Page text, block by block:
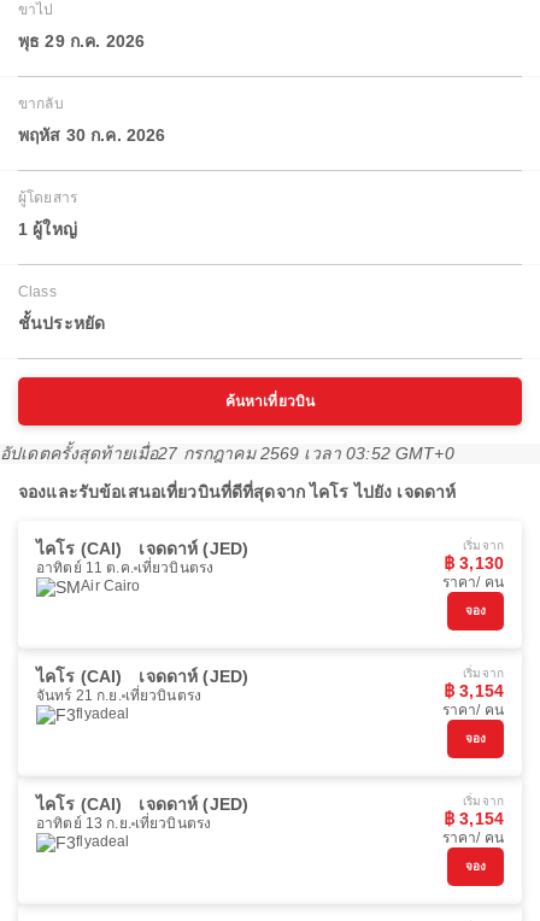
ขาไป
พุธ 29 ก.ค. 2026
ขากลับ
พฤหัส 30 ก.ค. 2026
ผู้โดยสาร
1 ผู้ใหญ่
Class
ชั้นประหยัด
ค้นหาเที่ยวบิน
อัปเดตครั้งสุดท้ายเมื่อ27 กรกฎาคม 2569 เวลา 03:52 GMT+0
จองและรับข้อเสนอเที่ยวบินที่ดีที่สุดจาก ไคโร ไปยัง เจดดาห์
ไคโร (CAI) เจดดาห์ (JED)
อาทิตย์ 11 ต.ค. เที่ยวบินตรง
Air Cairo
เริ่มจาก
฿ 3,130
ราคา/ คน
จอง
ไคโร (CAI) เจดดาห์ (JED)
จันทร์ 21 ก.ย. เที่ยวบินตรง
flyadeal
เริ่มจาก
฿ 3,154
ราคา/ คน
จอง
ไคโร (CAI) เจดดาห์ (JED)
อาทิตย์ 13 ก.ย. เที่ยวบินตรง
flyadeal
เริ่มจาก
฿ 3,154
ราคา/ คน
จอง